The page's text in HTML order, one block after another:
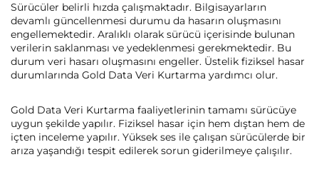
Sürücüler belirli hızda çalışmaktadır. Bilgisayarların
devamlı güncellenmesi durumu da hasarın oluşmasını
engellemektedir. Aralıklı olarak sürücü içerisinde bulunan
verilerin saklanması ve yedeklenmesi gerekmektedir. Bu
durum veri hasarı oluşmasını engeller. Üstelik fiziksel hasar
durumlarında Gold Data Veri Kurtarma yardımcı olur.
Gold Data Veri Kurtarma faaliyetlerinin tamamı sürücüye
uygun şekilde yapılır. Fiziksel hasar için hem dıştan hem de
içten inceleme yapılır. Yüksek ses ile çalışan sürücülerde bir
arıza yaşandığı tespit edilerek sorun giderilmeye çalışılır.